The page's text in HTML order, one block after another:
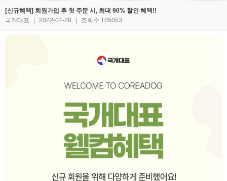
[신규혜택] 회원가입 후 첫 주문 시, 최대 90% 할인 혜택!!
국개대표 | 2022-04-28 | 조회수 105053